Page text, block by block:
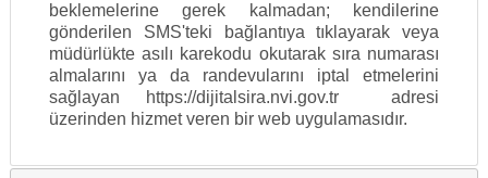
beklemelerine gerek kalmadan; kendilerine
gönderilen SMS'teki bağlantıya tıklayarak veya
müdürlükte asılı karekodu okutarak sıra numarası
almalarını ya da randevularını iptal etmelerini
sağlayan https://dijitalsira.nvi.gov.tr adresi
üzerinden hizmet veren bir web uygulamasıdır.